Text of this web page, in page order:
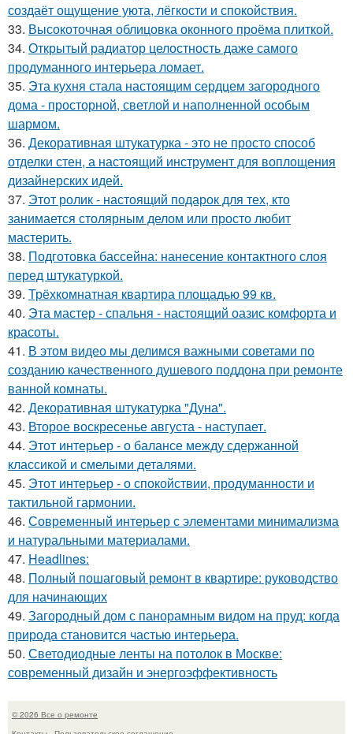
создаёт ощущение уюта, лёгкости и спокойствия.
33. Высокоточная облицовка оконного проёма плиткой.
34. Открытый радиатор целостность даже самого
продуманного интерьера ломает.
35. Эта кухня стала настоящим сердцем загородного
дома - просторной, светлой и наполненной особым
шармом.
36. Декоративная штукатурка - это не просто способ
отделки стен, а настоящий инструмент для воплощения
дизайнерских идей.
37. Этот ролик - настоящий подарок для тех, кто
занимается столярным делом или просто любит
мастерить.
38. Подготовка бассейна: нанесение контактного слоя
перед штукатуркой.
39. Трёхкомнатная квартира площадью 99 кв.
40. Эта мастер - спальня - настоящий оазис комфорта и
красоты.
41. В этом видео мы делимся важными советами по
созданию качественного душевого поддона при ремонте
ванной комнаты.
42. Декоративная штукатурка "Дуна".
43. Второе воскресенье августа - наступает.
44. Этот интерьер - о балансе между сдержанной
классикой и смелыми деталями.
45. Этот интерьер - о спокойствии, продуманности и
тактильной гармонии.
46. Современный интерьер с элементами минимализма
и натуральными материалами.
47. Headlines:
48. Полный пошаговый ремонт в квартире: руководство
для начинающих
49. Загородный дом с панорамным видом на пруд: когда
природа становится частью интерьера.
50. Светодиодные ленты на потолок в Москве:
современный дизайн и энергоэффективность
© 2026 Все о ремонте